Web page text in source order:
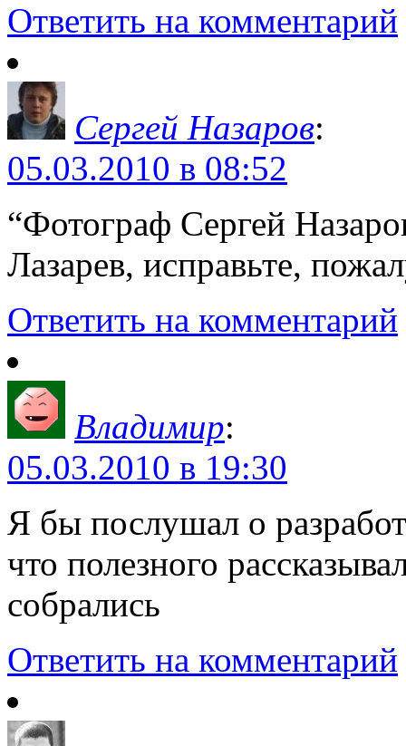
Ответить на комментарий
Сергей Назаров:
05.03.2010 в 08:52
“Фотограф Сергей
Лазарев, исправьте,
Ответить на комментарий
Владимир:
05.03.2010 в 19:30
Я бы послушал о
что полезного
собрались
Ответить на комментарий